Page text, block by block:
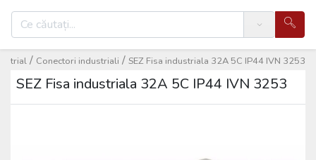
Search
SEZ Fisa industriala 32A 5C IP44 IVN 3253
/
Conectori industriali
/
SEZ Fisa industriala 32A 5C IP44 IVN 3253